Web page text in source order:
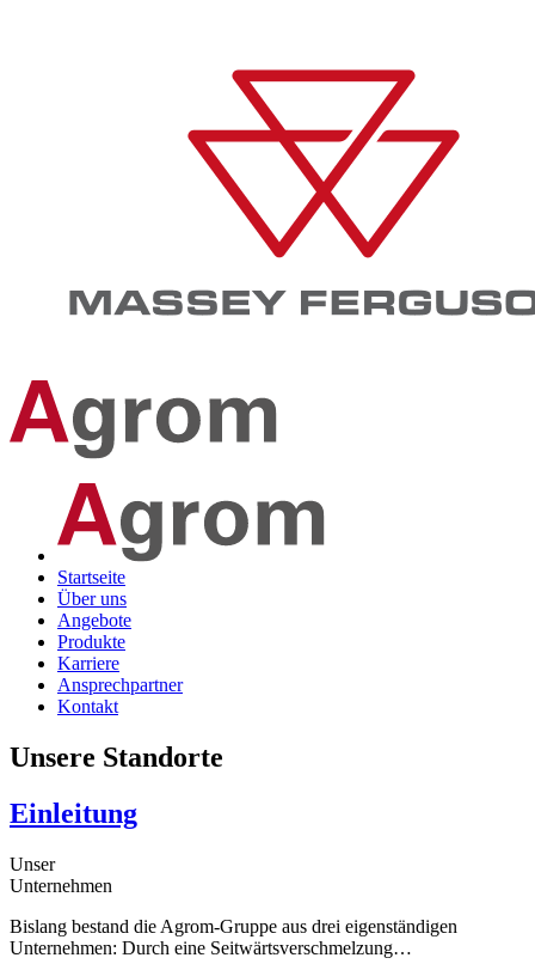
Startseite
Über uns
Angebote
Produkte
Karriere
Ansprechpartner
Kontakt
Unsere Standorte
Einleitung
Unser
Unternehmen
Bislang bestand die Agrom-Gruppe aus drei eigenständigen
Unternehmen: Durch eine Seitwärtsverschmelzung…